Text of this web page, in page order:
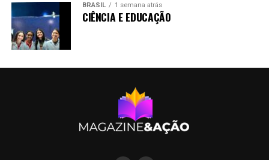
BRASIL 1 semana atrás
CIÊNCIA E EDUCAÇÃO